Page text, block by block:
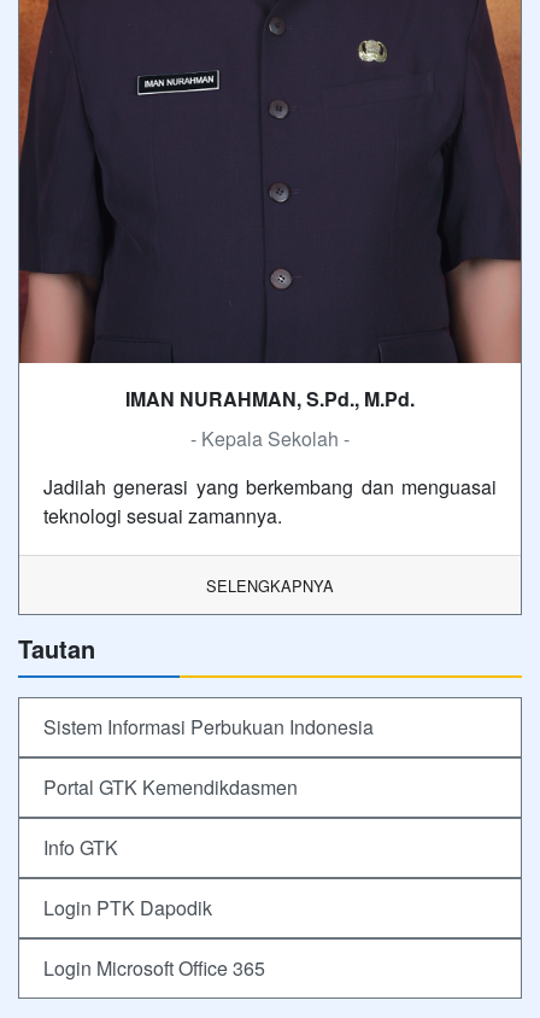
IMAN NURAHMAN, S.Pd., M.Pd.
- Kepala Sekolah -
Jadilah generasi yang berkembang dan menguasai
teknologi sesuai zamannya.
SELENGKAPNYA
Tautan
Sistem Informasi Perbukuan Indonesia
Portal GTK Kemendikdasmen
Info GTK
Login PTK Dapodik
Login Microsoft Office 365